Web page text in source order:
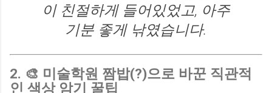
이 친절하게 들어있었고, 아주
기분 좋게 낚였습니다.
2. 🎨 미술학원 짬밥(?)으로 바꾼 직관적
인 색상 암기 꿀팁